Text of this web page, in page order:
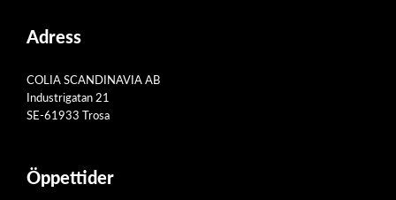
Adress
COLIA SCANDINAVIA AB
Industrigatan 21
SE-61933 Trosa
Öppettider